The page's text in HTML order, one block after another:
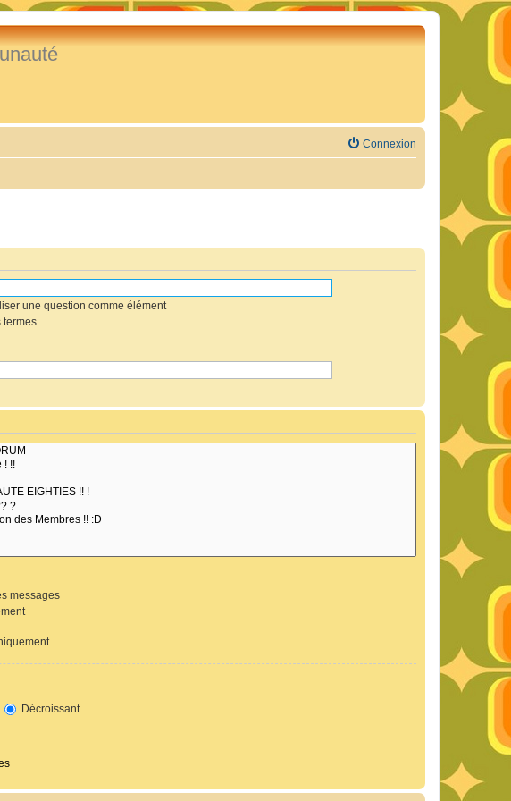
Connexion
une question comme élément
termes
messages
Décroissant